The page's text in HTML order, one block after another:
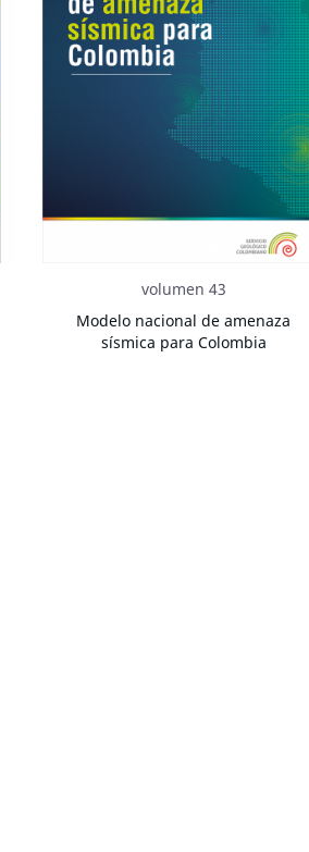
volumen 43
Modelo nacional de amenaza
sísmica para Colombia